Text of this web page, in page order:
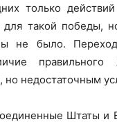
только
для такой победы,
не было.
правильного
недостаточным
Штаты и